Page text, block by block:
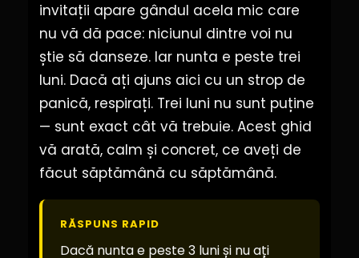
invitații apare gândul acela mic care
nu vă dă pace: niciunul dintre voi nu
știe să danseze. Iar nunta e peste trei
luni. Dacă ați ajuns aici cu un strop de
panică, respirați. Trei luni nu sunt puține
— sunt exact cât vă trebuie. Acest ghid
vă arată, calm și concret, ce aveți de
făcut săptămână cu săptămână.
RĂSPUNS RAPID
Dacă nunta e peste 3 luni și nu ați